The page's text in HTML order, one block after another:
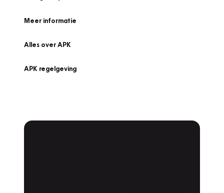
Meer informatie
Alles over APK
APK regelgeving